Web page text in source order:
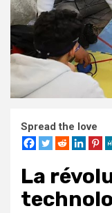
Spread the love
La